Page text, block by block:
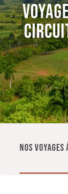
NOS